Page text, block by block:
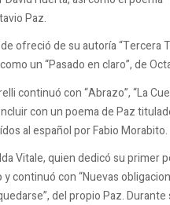
Paz.
ofreció de su autoría “Tercera
un “Pasado en claro”, de
continuó con “Abrazo”, “La
con un poema de Paz
al español por Fabio Morabito.
Vitale, quien dedicó su primer
continuó con “Nuevas
del propio Paz.